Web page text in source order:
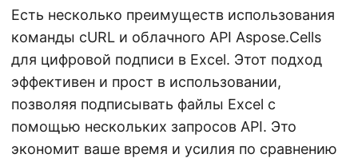
Есть несколько преимуществ использования
команды cURL и облачного API Aspose.Cells
для цифровой подписи в Excel. Этот подход
эффективен и прост в использовании,
позволяя подписывать файлы Excel с
помощью нескольких запросов API. Это
экономит ваше время и усилия по сравнению